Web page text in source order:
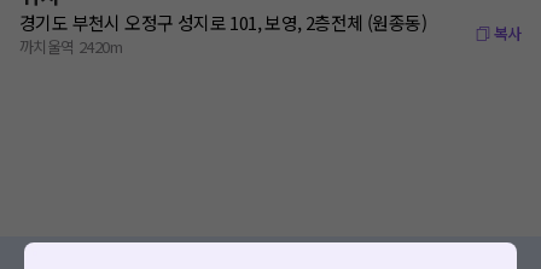
경기도 부천시 오정구 성지로 101, 보영, 2층전체 (원종동)
까치울역 2420m
복사